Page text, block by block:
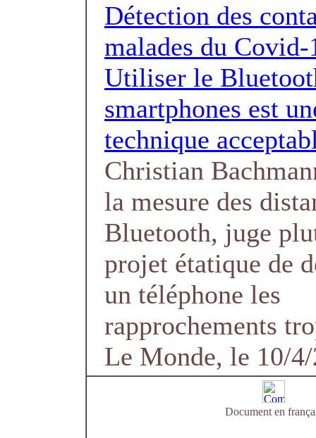
Détection des
malades du
Utiliser le
smartphones est
technique
Christian
la mesure des
Bluetooth, juge
projet étatique de
un téléphone les
rapprochements
Le Monde, le 10/
Document en